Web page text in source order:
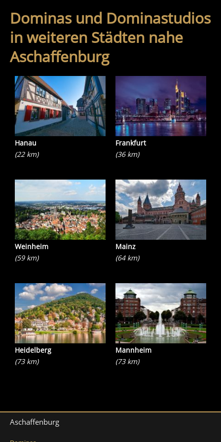
Dominas und Dominastudios
in weiteren Städten nahe
Aschaffenburg
Hanau
(22 km)
Frankfurt
(36 km)
Weinheim
(59 km)
Mainz
(64 km)
Heidelberg
(73 km)
Mannheim
(73 km)
Aschaffenburg